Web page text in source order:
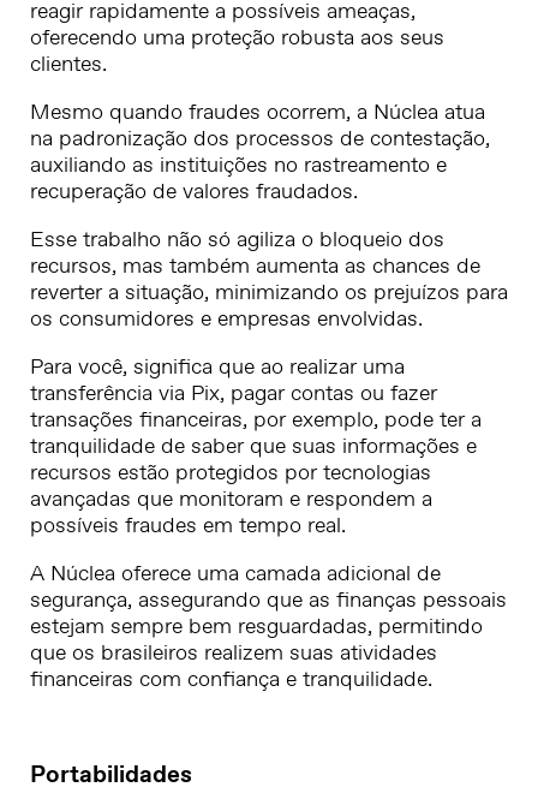
reagir rapidamente a possíveis ameaças,
oferecendo uma proteção robusta aos seus
clientes.
Mesmo quando fraudes ocorrem, a Núclea atua
na padronização dos processos de contestação,
auxiliando as instituições no rastreamento e
recuperação de valores fraudados.
Esse trabalho não só agiliza o bloqueio dos
recursos, mas também aumenta as chances de
reverter a situação, minimizando os prejuízos para
os consumidores e empresas envolvidas.
Para você, significa que ao realizar uma
transferência via Pix, pagar contas ou fazer
transações financeiras, por exemplo, pode ter a
tranquilidade de saber que suas informações e
recursos estão protegidos por tecnologias
avançadas que monitoram e respondem a
possíveis fraudes em tempo real.
A Núclea oferece uma camada adicional de
segurança, assegurando que as finanças pessoais
estejam sempre bem resguardadas, permitindo
que os brasileiros realizem suas atividades
financeiras com confiança e tranquilidade.
Portabilidades